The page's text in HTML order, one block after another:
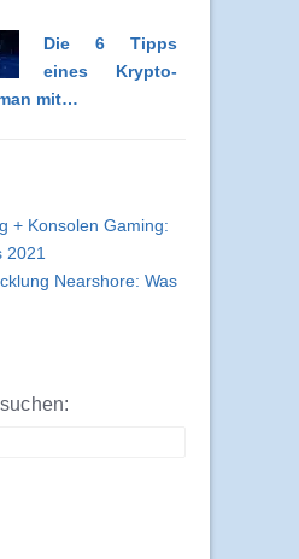
Die 6 Tipps
eines Krypto-
mit…
+ Konsolen Gaming:
2021
Nearshore: Was